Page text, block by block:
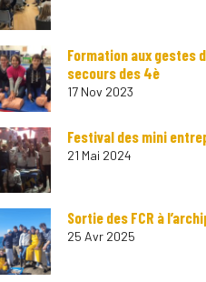
Formation aux gestes
secours des 4è
17 Nov 2023
Festival des mini
21 Mai 2024
Sortie des FCR à
25 Avr 2025